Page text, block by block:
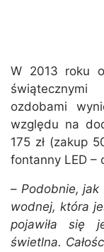
W 2013 roku
ozdobami
względu na
175 zł (zakup
fontanny LED –
– Podobnie, jak
wodnej, która
pojawiła się
świetlna.